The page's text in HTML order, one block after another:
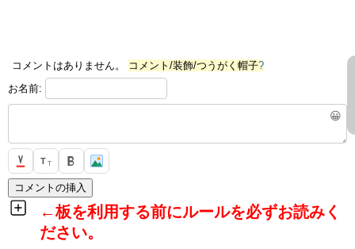
コメントはありません。 コメント/装飾/つうがく帽子?
お名前:
😀
T T
←板を利用する前にルールを必ずお読みく
ださい。